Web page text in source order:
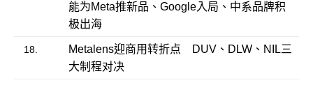
能为Meta推新品、Google入局、中系品牌积
极出海
18.
Metalens迎商用转折点 DUV、DLW、NIL三
大制程对决